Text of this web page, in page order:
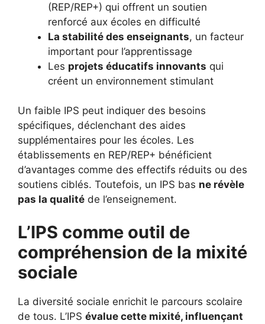
(REP/REP+) qui offrent un soutien
renforcé aux écoles en difficulté
La stabilité des enseignants, un facteur
important pour l’apprentissage
Les projets éducatifs innovants qui
créent un environnement stimulant
Un faible IPS peut indiquer des besoins
spécifiques, déclenchant des aides
supplémentaires pour les écoles. Les
établissements en REP/REP+ bénéficient
d’avantages comme des effectifs réduits ou des
soutiens ciblés. Toutefois, un IPS bas ne révèle
pas la qualité de l’enseignement.
L’IPS comme outil de
compréhension de la mixité
sociale
La diversité sociale enrichit le parcours scolaire
de tous. L’IPS évalue cette mixité, influençant